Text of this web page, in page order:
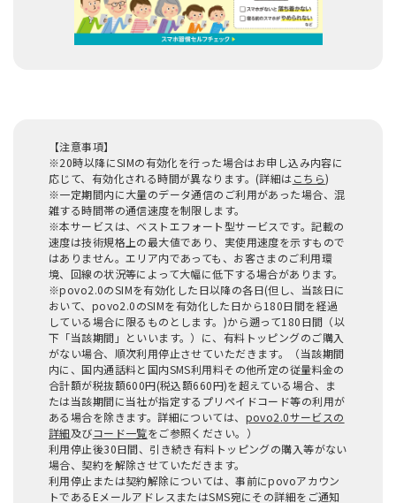
【注意事項】
※20時以降にSIMの有効化を行った場合はお申し込み内容に
応じて、有効化される時間が異なります。(詳細はこちら)
※一定期間内に大量のデータ通信のご利用があった場合、混
雑する時間帯の通信速度を制限します。
※本サービスは、ベストエフォート型サービスです。記載の
速度は技術規格上の最大値であり、実使用速度を示すもので
はありません。エリア内であっても、お客さまのご利用環
境、回線の状況等によって大幅に低下する場合があります。
※povo2.0のSIMを有効化した日以降の各日(但し、当該日に
おいて、povo2.0のSIMを有効化した日から180日間を経過
している場合に限るものとします。)から遡って180日間（以
下「当該期間」といいます。）に、有料トッピングのご購入
がない場合、順次利用停止させていただきます。（当該期間
内に、国内通話料と国内SMS利用料その他所定の従量料金の
合計額が税抜額600円(税込額660円)を超えている場合、ま
たは当該期間に当社が指定するプリペイドコード等の利用が
ある場合を除きます。詳細については、 povo2.0サービスの
詳細及びコード一覧をご参照ください。）
利用停止後30日間、引き続き有料トッピングの購入等がない
場合、契約を解除させていただきます。
利用停止または契約解除については、事前にpovoアカウン
トであるEメールアドレスまたはSMS宛にその詳細をご通知